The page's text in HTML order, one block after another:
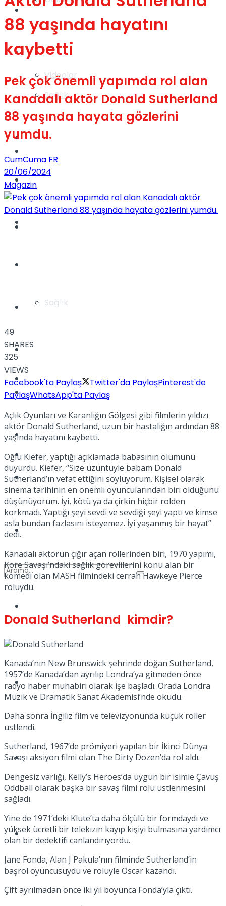
Videolar
Sağlık
TV
Kadınca
Dünya
Müzik
Sinema
Tatil
Gündem
Yaşam
Sağlık
TV
Kadınca
Müzik
Sinema
Tatil
Spor
Podcast
No Result
88 yaşında hayatını
kaybetti
Pek çok önemli yapımda rol alan
Kanadalı aktör Donald Sutherland
88 yaşında hayata gözlerini
yumdu.
CumCuma FR
20/06/2024
Magazin
49
SHARES
325
VIEWS
Facebook'ta Paylaş
Twitter'da PaylaşPinterest'de
PaylaşWhatsApp'ta Paylaş
Açlık Oyunları ve Karanlığın Gölgesi gibi filmlerin yıldızı
aktör Donald Sutherland, uzun bir hastalığın ardından 88
yaşında hayatını kaybetti.
Oğlu Kiefer, yaptığı açıklamada babasının ölümünü
duyurdu. Kiefer, “Size üzüntüyle babam Donald
Sutherland’ın vefat ettiğini söylüyorum. Kişisel olarak
sinema tarihinin en önemli oyuncularından biri olduğunu
düşünüyorum. İyi, kötü ya da çirkin hiçbir rolden
korkmadı. Yaptığı şeyi sevdi ve sevdiği şeyi yaptı ve kimse
asla bundan fazlasını isteyemez. İyi yaşanmış bir hayat”
dedi.
Kanadalı aktörün çığır açan rollerinden biri, 1970 yapımı,
Kore Savaşı’ndaki sağlık görevlilerini konu alan bir
komedi olan MASH filmindeki cerrah Hawkeye Pierce
rolüydü.
Donald Sutherland kimdir?
Kanada’nın New Brunswick şehrinde doğan Sutherland,
1957’de Kanada’dan ayrılıp Londra’ya gitmeden önce
radyo haber muhabiri olarak işe başladı. Orada Londra
Müzik ve Dramatik Sanat Akademisi’nde okudu.
Daha sonra İngiliz film ve televizyonunda küçük roller
üstlendi.
Sutherland, 1967’de prömiyeri yapılan bir İkinci Dünya
Savaşı aksiyon filmi olan The Dirty Dozen’da rol aldı.
Dengesiz varlığı, Kelly’s Heroes’da uygun bir isimle Çavuş
Oddball olarak başka bir savaş filmi rolü üstlenmesini
sağladı.
Yine de 1971’deki Klute’ta daha ölçülü bir formdaydı ve
yüksek ücretli bir telekızın kayıp kişiyi bulmasına yardımcı
olan bir dedektifi canlandırıyordu.
Jane Fonda, Alan J Pakula’nın filminde Sutherland’in
başrol oyuncusuydu ve rolüyle Oscar kazandı.
Çift ayrılmadan önce iki yıl boyunca Fonda’yla çıktı.